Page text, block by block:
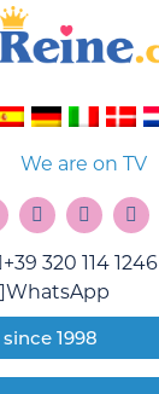
We are on TV
+39 320 114 1246
WhatsApp
1998